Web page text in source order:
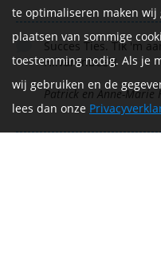
Succes Ties. Tik 'm
Hilvarenbeek!
Patrick en Anne-Marie
te optimaliseren maken wij
plaatsen van sommige
toestemming nodig. Als je
wij gebruiken en de
lees dan onze